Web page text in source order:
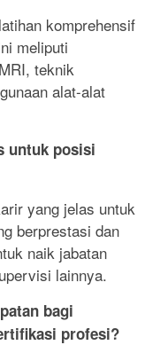
komprehensif
meliputi
teknik
alat-alat
untuk posisi
yang jelas untuk
berprestasi dan
naik jabatan
lainnya.
bagi
profesi?